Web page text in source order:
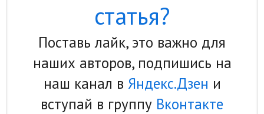
Культура и общество
Хобби и развлечения
статья?
Поставь лайк, это важно для
наших авторов, подпишись на
наш канал в Яндекс.Дзен и
вступай в группу Вконтакте